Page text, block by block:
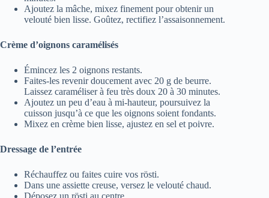
Ajoutez la mâche, mixez finement pour obtenir un
velouté bien lisse. Goûtez, rectifiez l’assaisonnement.
Crème d’oignons caramélisés
Émincez les 2 oignons restants.
Faites-les revenir doucement avec 20 g de beurre.
Laissez caraméliser à feu très doux 20 à 30 minutes.
Ajoutez un peu d’eau à mi-hauteur, poursuivez la
cuisson jusqu’à ce que les oignons soient fondants.
Mixez en crème bien lisse, ajustez en sel et poivre.
Dressage de l’entrée
Réchauffez ou faites cuire vos rösti.
Dans une assiette creuse, versez le velouté chaud.
Déposez un rösti au centre.